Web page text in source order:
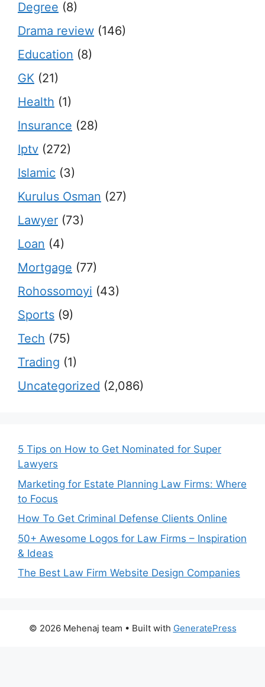
Degree (8)
Drama review (146)
Education (8)
GK (21)
Health (1)
Insurance (28)
Iptv (272)
Islamic (3)
Kurulus Osman (27)
Lawyer (73)
Loan (4)
Mortgage (77)
Rohossomoyi (43)
Sports (9)
Tech (75)
Trading (1)
Uncategorized (2,086)
5 Tips on How to Get Nominated for Super
Lawyers
Marketing for Estate Planning Law Firms: Where
to Focus
How To Get Criminal Defense Clients Online
50+ Awesome Logos for Law Firms – Inspiration
& Ideas
The Best Law Firm Website Design Companies
© 2026 Mehenaj team • Built with GeneratePress